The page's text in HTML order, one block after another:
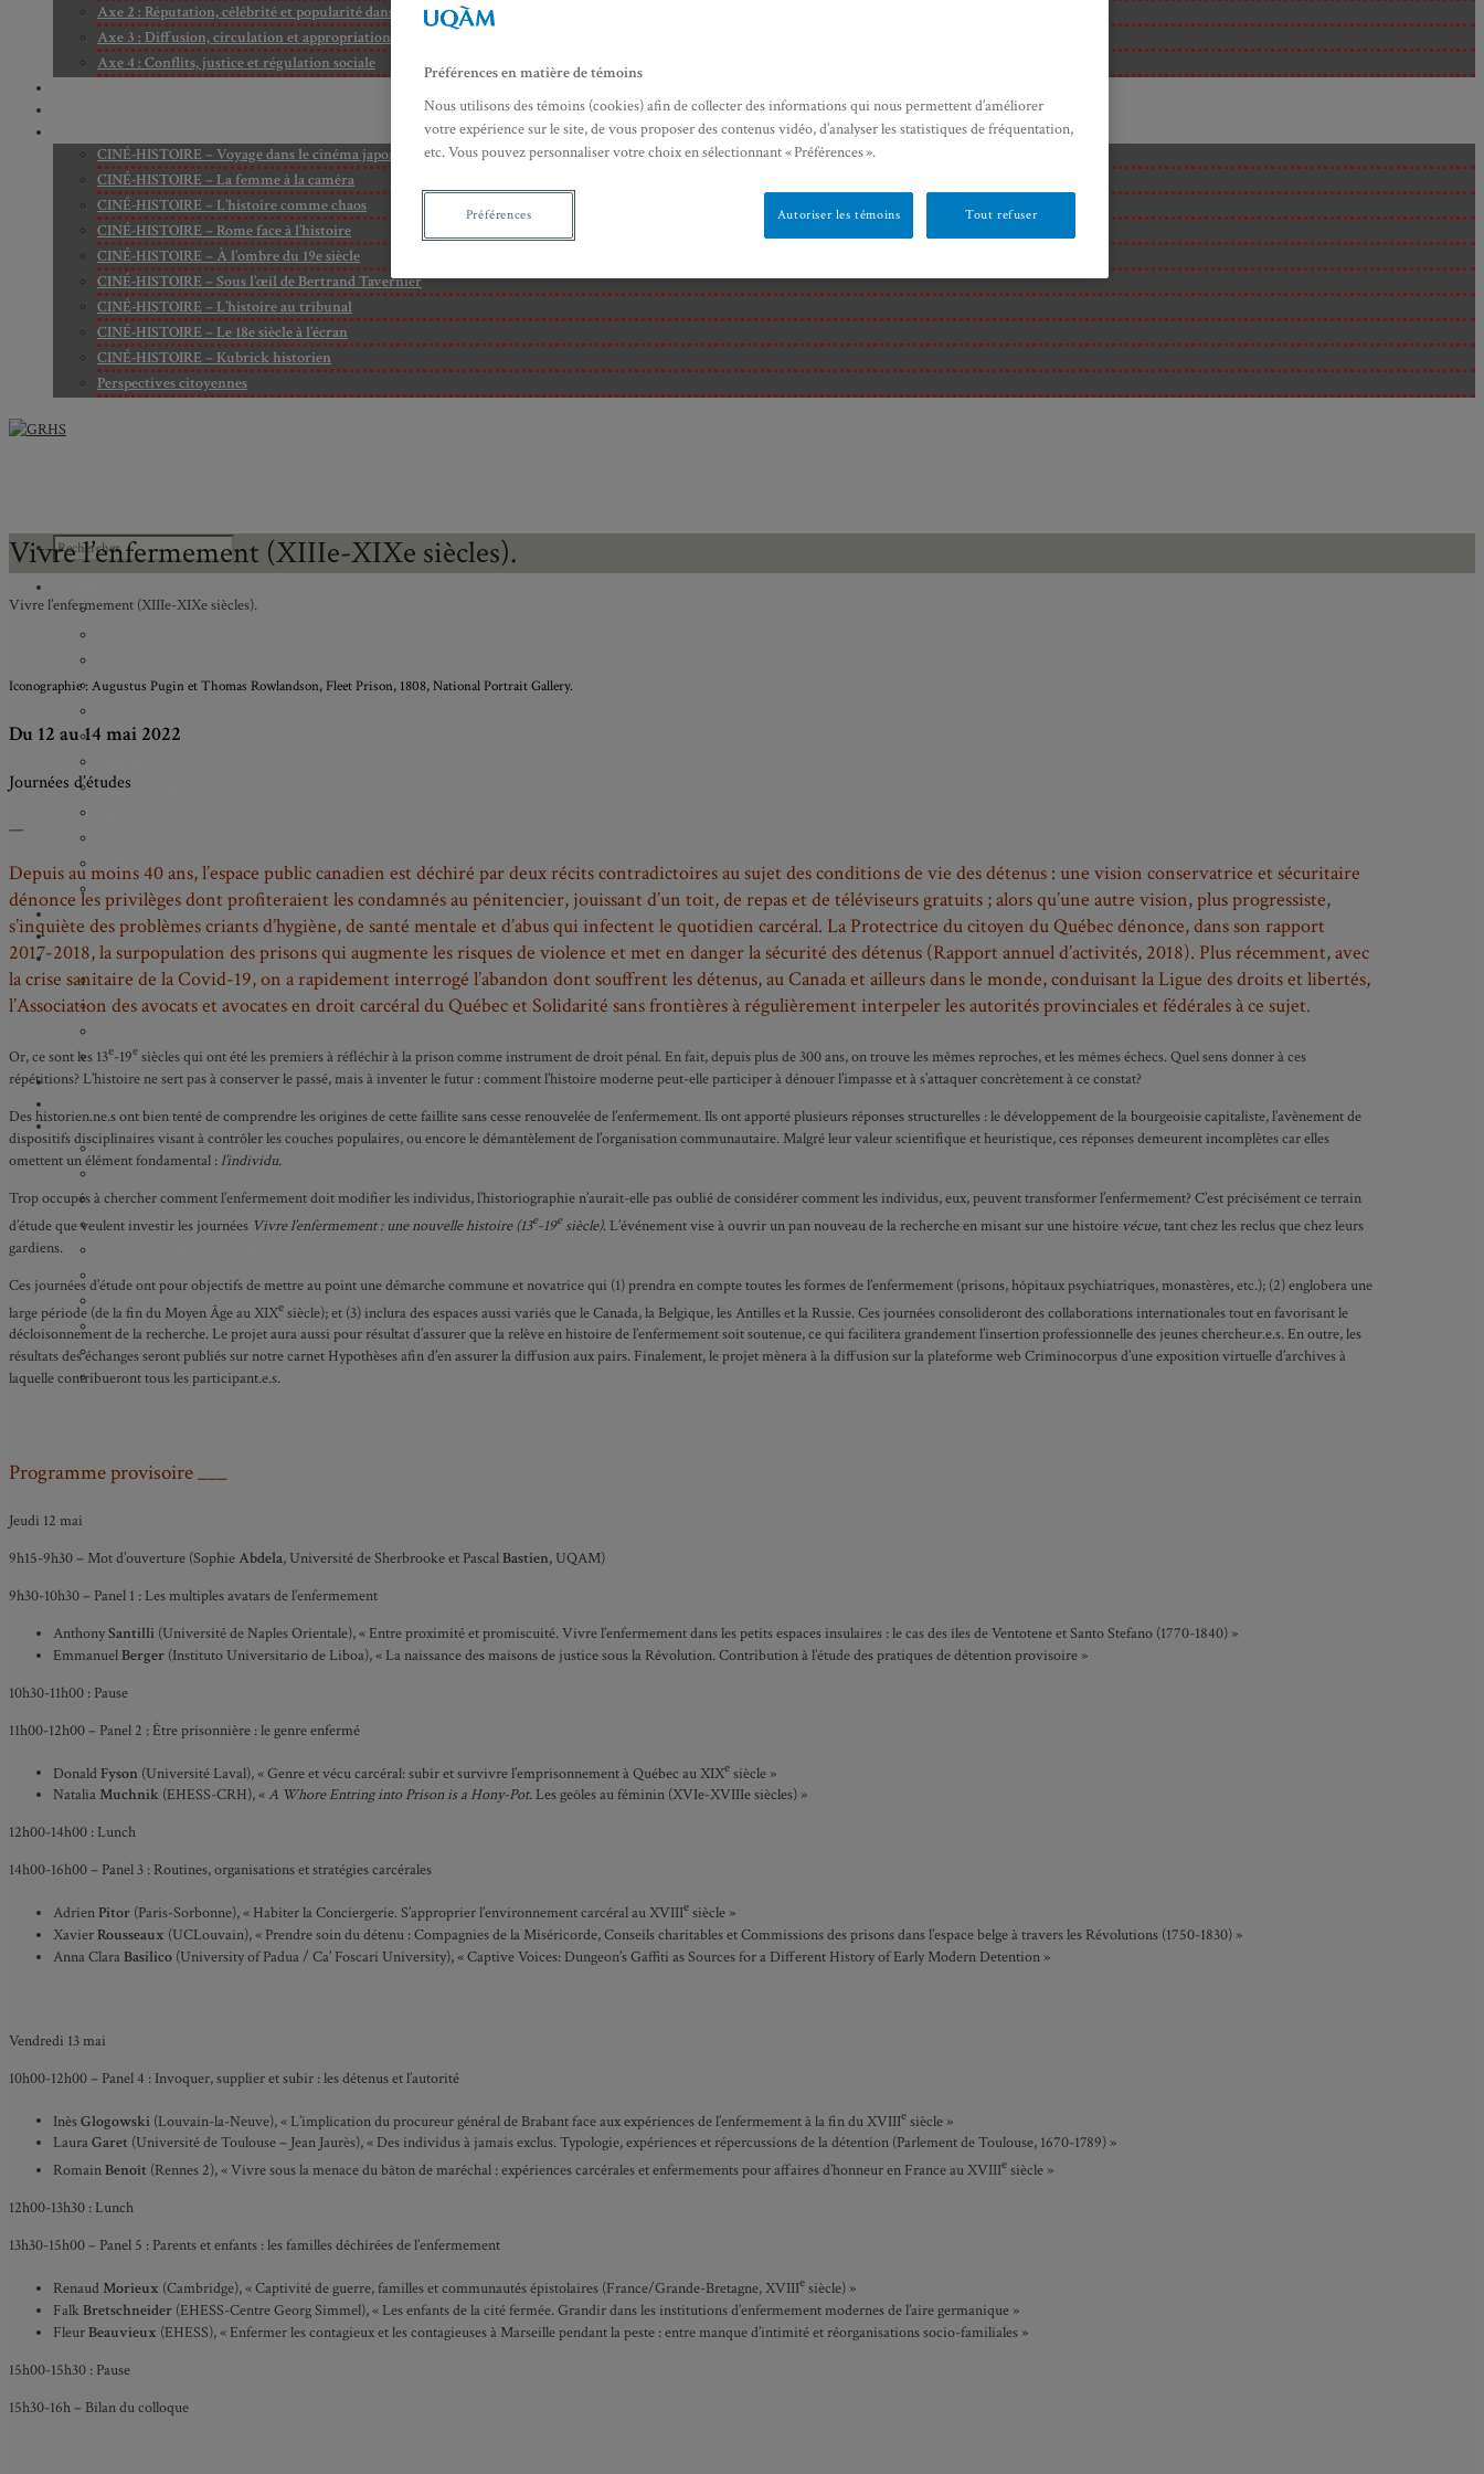
Axe 2 : Réputation, célébrité et popularité dans l’espace public
Axe 3 : Diffusion, circulation et appropriation des savoirs
Axe 4 : Conflits, justice et régulation sociale
CINÉ-HISTOIRE – Voyage dans le cinéma japonais
CINÉ-HISTOIRE – La femme à la caméra
CINÉ-HISTOIRE – L’histoire comme chaos
CINÉ-HISTOIRE – Rome face à l’histoire
CINÉ-HISTOIRE – À l’ombre du 19e siècle
CINÉ-HISTOIRE – Sous l’œil de Bertrand Tavernier
CINÉ-HISTOIRE – L’histoire au tribunal
CINÉ-HISTOIRE – Le 18e siècle à l’écran
CINÉ-HISTOIRE – Kubrick historien
Perspectives citoyennes
Mission
Membres étudiants
Diplômé.e.s
Gouvernance
JIME
Bourses du GRHS
ARCHIVES
PROJETS EN COURS
AXES DE RECHERCHE
Axe 1 : Représentations publiques, communes et privées de la Cité
Axe 2 : Réputation, célébrité et popularité dans l’espace public
Axe 4 : Conflits, justice et régulation sociale
BIBLIOTHÈQUE
MÉDIATHÈQUE
CINÉ-HISTOIRE – Voyage dans le cinéma japonais
CINÉ-HISTOIRE – L’histoire comme chaos
CINÉ-HISTOIRE – Rome face à l’histoire
CINÉ-HISTOIRE – Sous l’œil de Bertrand Tavernier
CINÉ-HISTOIRE – L’histoire au tribunal
CINÉ-HISTOIRE – Le 18e siècle à l’écran
CINÉ-HISTOIRE – Kubrick historien
Perspectives citoyennes
Vivre l’enfermement (XIIIe-XIXe siècles).
Vivre l’enfermement (XIIIe-XIXe siècles).
Iconographie : Augustus Pugin et Thomas Rowlandson, Fleet Prison, 1808, National Portrait Gallery.
Du 12 au 14 mai 2022
Journées d’études
—
Depuis au moins 40 ans, l’espace public canadien est déchiré par deux récits contradictoires au sujet des conditions de vie des détenus : une vision conservatrice et sécuritaire
dénonce les privilèges dont profiteraient les condamnés au pénitencier, jouissant d’un toit, de repas et de téléviseurs gratuits ; alors qu’une autre vision, plus progressiste,
s’inquiète des problèmes criants d’hygiène, de santé mentale et d’abus qui infectent le quotidien carcéral. La Protectrice du citoyen du Québec dénonce, dans son rapport
2017-2018, la surpopulation des prisons qui augmente les risques de violence et met en danger la sécurité des détenus (Rapport annuel d’activités, 2018). Plus récemment, avec
la crise sanitaire de la Covid-19, on a rapidement interrogé l’abandon dont souffrent les détenus, au Canada et ailleurs dans le monde, conduisant la Ligue des droits et libertés,
l’Association des avocats et avocates en droit carcéral du Québec et Solidarité sans frontières à régulièrement interpeler les autorités provinciales et fédérales à ce sujet.
Or, ce sont les 13e-19e siècles qui ont été les premiers à réfléchir à la prison comme instrument de droit pénal. En fait, depuis plus de 300 ans, on trouve les mêmes reproches, et les mêmes échecs. Quel sens donner à ces
répétitions? L’histoire ne sert pas à conserver le passé, mais à inventer le futur : comment l’histoire moderne peut-elle participer à dénouer l’impasse et à s’attaquer concrètement à ce constat?
Des historien.ne.s ont bien tenté de comprendre les origines de cette faillite sans cesse renouvelée de l’enfermement. Ils ont apporté plusieurs réponses structurelles : le développement de la bourgeoisie capitaliste, l’avènement de
dispositifs disciplinaires visant à contrôler les couches populaires, ou encore le démantèlement de l’organisation communautaire. Malgré leur valeur scientifique et heuristique, ces réponses demeurent incomplètes car elles
omettent un élément fondamental :l’individu.
Trop occupés à chercher comment l’enfermement doit modifier les individus, l’historiographie n’aurait-elle pas oublié de considérer comment les individus, eux, peuvent transformer l’enfermement? C’est précisément ce terrain
d’étude que veulent investir les journées Vivre l’enfermement : une nouvelle histoire (13e-19esiècle). L’événement vise à ouvrir un pan nouveau de la recherche en misant sur une histoire vécue, tant chez les reclus que chez leurs
gardiens.
Ces journées d’étude ont pour objectifs de mettre au point une démarche commune et novatrice qui (1) prendra en compte toutes les formes de l’enfermement (prisons, hôpitaux psychiatriques, monastères, etc.); (2) englobera une
large période (de la fin du Moyen Âge au XIXe siècle); et (3) inclura des espaces aussi variés que le Canada, la Belgique, les Antilles et la Russie. Ces journées consolideront des collaborations internationales tout en favorisant le
décloisonnement de la recherche. Le projet aura aussi pour résultat d’assurer que la relève en histoire de l’enfermement soit soutenue, ce qui facilitera grandement l’insertion professionnelle des jeunes chercheur.e.s. En outre, les
résultats des échanges seront publiés sur notre carnet Hypothèses afin d’en assurer la diffusion aux pairs. Finalement, le projet mènera à la diffusion sur la plateforme web Criminocorpus d’une exposition virtuelle d’archives à
laquelle contribueront tous les participant.e.s.
Programme provisoire ___
Jeudi 12 mai
9h15-9h30 – Mot d’ouverture (SophieAbdela, Université de Sherbrooke et PascalBastien, UQAM)
9h30-10h30 – Panel 1 : Les multiples avatars de l’enfermement
AnthonySantilli (Université de Naples Orientale), « Entre proximité et promiscuité. Vivre l’enfermement dans les petits espaces insulaires : le cas des îles de Ventotene et Santo Stefano (1770-1840) »
EmmanuelBerger (Instituto Universitario de Liboa), « La naissance des maisons de justice sous la Révolution. Contribution à l’étude des pratiques de détention provisoire »
10h30-11h00 : Pause
11h00-12h00 – Panel 2 : Être prisonnière : le genre enfermé
DonaldFyson (Université Laval), « Genre et vécu carcéral: subir et survivre l’emprisonnement à Québec au XIXe siècle »
NataliaMuchnik (EHESS-CRH), «A Whore Entring into Prison is a Hony-Pot. Les geôles au féminin (XVIe-XVIIIe siècles) »
12h00-14h00 : Lunch
14h00-16h00 – Panel 3 : Routines, organisations et stratégies carcérales
AdrienPitor (Paris-Sorbonne), « Habiter la Conciergerie. S’approprier l’environnement carcéral au XVIIIe siècle »
XavierRousseaux (UCLouvain), « Prendre soin du détenu : Compagnies de la Miséricorde, Conseils charitables et Commissions des prisons dans l’espace belge à travers les Révolutions (1750-1830) »
Anna ClaraBasilico (University of Padua / Ca’ Foscari University), « Captive Voices: Dungeon’s Gaffiti as Sources for a Different History of Early Modern Detention »
Vendredi 13 mai
10h00-12h00 – Panel 4 : Invoquer, supplier et subir : les détenus et l’autorité
InèsGlogowski (Louvain-la-Neuve), « L’implication du procureur général de Brabant face aux expériences de l’enfermement à la fin du XVIIIe siècle »
LauraGaret (Université de Toulouse – Jean Jaurès), « Des individus à jamais exclus. Typologie, expériences et répercussions de la détention (Parlement de Toulouse, 1670-1789) »
RomainBenoît (Rennes 2), « Vivre sous la menace du bâton de maréchal : expériences carcérales et enfermements pour affaires d’honneur en France au XVIIIe siècle »
12h00-13h30 : Lunch
13h30-15h00 – Panel 5 : Parents et enfants : les familles déchirées de l’enfermement
RenaudMorieux (Cambridge), « Captivité de guerre, familles et communautés épistolaires (France/Grande-Bretagne, XVIIIe siècle) »
FalkBretschneider (EHESS-Centre Georg Simmel), « Les enfants de la cité fermée. Grandir dans les institutions d’enfermement modernes de l’aire germanique »
FleurBeauvieux (EHESS), « Enfermer les contagieux et les contagieuses à Marseille pendant la peste : entre manque d’intimité et réorganisations socio-familiales »
15h00-15h30 : Pause
15h30-16h – Bilan du colloque
Préférences en matière de témoins
Nous utilisons des témoins (cookies) afin de collecter des informations qui nous permettent d’améliorer
votre expérience sur le site, de vous proposer des contenus vidéo, d’analyser les statistiques de fréquentation,
etc. Vous pouvez personnaliser votre choix en sélectionnant « Préférences ».
Tout refuser
Autoriser les témoins
Préférences